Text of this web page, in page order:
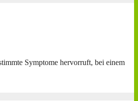
Symptome hervorruft, bei einem